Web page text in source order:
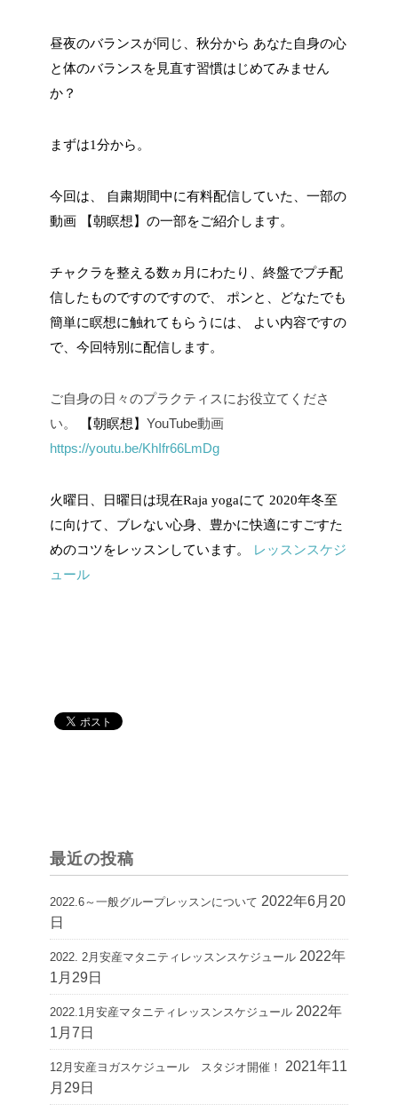
昼夜のバランスが同じ、秋分から あなた自身の心
と体のバランスを見直す習慣はじめてみません
か？
まずは1分から。
今回は、
自粛期間中に有料配信していた、一部の
動画
【朝瞑想】の一部をご紹介します。
チャクラを整える数ヵ月にわたり、終盤でプチ配
信したものですのですので、
ポンと、どなたでも
簡単に瞑想に触れてもらうには、
よい内容ですの
で、今回特別に配信します。
ご自身の日々のプラクティスにお役立てくださ
い。
【朝瞑想】 YouTube動画
https://youtu.be/KhIfr66LmDg
火曜日、日曜日は現在Raja yogaにて 2020年冬至
に向けて、ブレない心身、豊かに快適にすごすた
めのコツをレッスンしています。
レッスンスケジ
ュール
最近の投稿
2022.6～一般グループレッスンについて 2022年6月20
日
2022. 2月安産マタニティレッスンスケジュール 2022年
1月29日
2022.1月安産マタニティレッスンスケジュール 2022年
1月7日
12月安産ヨガスケジュール スタジオ開催！
2021年11
月29日